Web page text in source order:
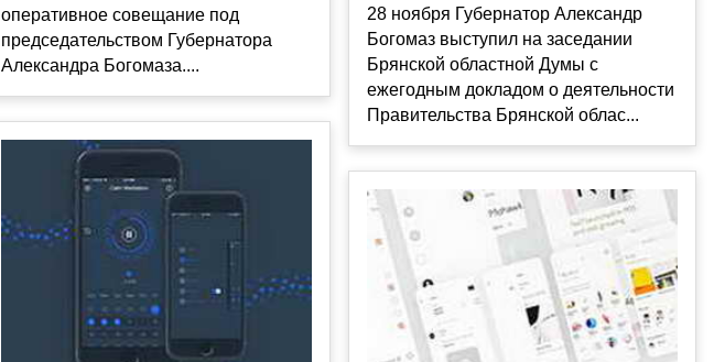
оперативное совещание под
председательством Губернатора
Александра Богомаза....
28 ноября Губернатор Александр
Богомаз выступил на заседании
Брянской областной Думы с
ежегодным докладом о деятельности
Правительства Брянской облас...